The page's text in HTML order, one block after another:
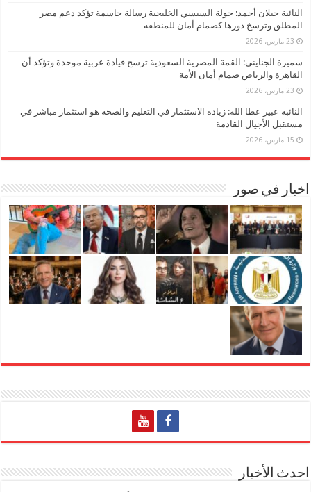
النائبة جيلان أحمد: جولة السيسي الخليجية رسالة حاسمة تؤكد دعم مصر
المطلق وترسخ دورها كصمام أمان للمنطقة
23 مارس، 2026
سميرة الجنايني: القمة المصرية السعودية ترسخ قيادة عربية موحدة وتؤكد أن
القاهرة والرياض صمام أمان الأمة
23 مارس، 2026
النائبة عبير عطا الله: زيادة الاستثمار في التعليم والصحة هو استثمار مباشر في
مستقبل الأجيال القادمة
15 مارس، 2026
اخبار في صور
احدث الأخبار